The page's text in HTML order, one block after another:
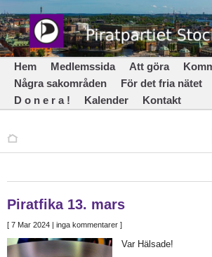
Hem Medlemssida Att göra
Några sakområden
För det fria nätet
D o n e r a !
Kalender Kontakt
Piratfika 13. mars
[ 7 Mar 2024 | inga kommentarer ]
Var Hälsade!